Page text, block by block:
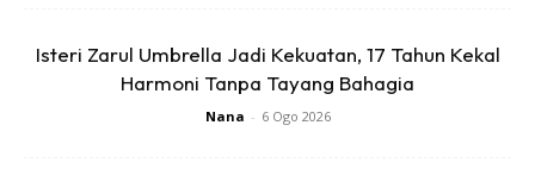
Isteri Zarul Umbrella Jadi Kekuatan, 17 Tahun Kekal
Harmoni Tanpa Tayang Bahagia
Nana - 6 Ogo 2026